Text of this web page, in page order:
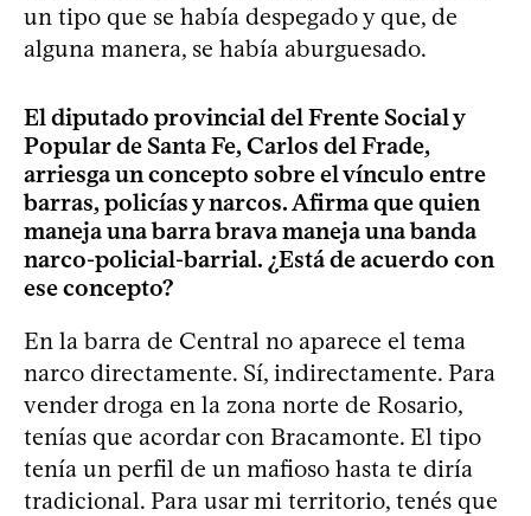
un tipo que se había despegado y que, de
alguna manera, se había aburguesado.
El diputado provincial del Frente Social y
Popular de Santa Fe, Carlos del Frade,
arriesga un concepto sobre el vínculo entre
barras, policías y narcos. Afirma que quien
maneja una barra brava maneja una banda
narco-policial-barrial. ¿Está de acuerdo con
ese concepto?
En la barra de Central no aparece el tema
narco directamente. Sí, indirectamente. Para
vender droga en la zona norte de Rosario,
tenías que acordar con Bracamonte. El tipo
tenía un perfil de un mafioso hasta te diría
tradicional. Para usar mi territorio, tenés que